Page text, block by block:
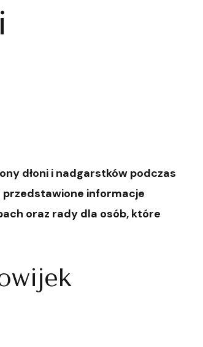
dłoni i nadgarstków podczas
informacje
oraz rady dla osób, które